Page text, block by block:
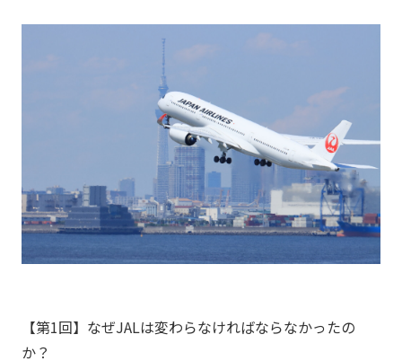
【第1回】なぜJALは変わらなければならなかったの
か？